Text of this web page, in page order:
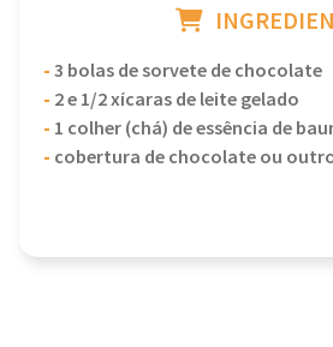
-3 bolas de sorvete de chocolate
- 2 e 1/2 xícaras de leite gelado
- 1 colher (chá) de essência de
- cobertura de chocolate ou